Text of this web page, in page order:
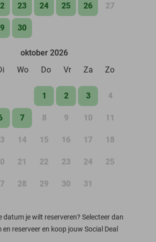
23 24 25 26 27
30
oktober 2026
Wo Do Vr Za Zo
1 2 3 4
7 8 9 10 11
14 15 16 17 18
21 22 23 24 25
28 29 30 31
datum je wilt reserveren? Selecteer dan
reserveer en koop jouw Social Deal